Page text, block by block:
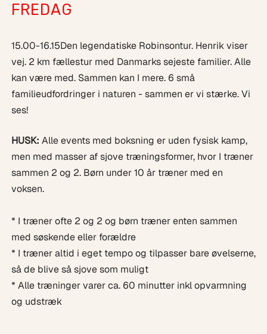
FREDAG
15.00-16.15Den legendatiske Robinsontur. Henrik viser
vej. 2 km fællestur med Danmarks sejeste familier. Alle
kan være med. Sammen kan I mere. 6 små
familieudfordringer i naturen - sammen er vi stærke. Vi
ses!
HUSK: Alle events med boksning er uden fysisk kamp,
men med masser af sjove træningsformer, hvor I træner
sammen 2 og 2. Børn under 10 år træner med en
voksen.
* I træner ofte 2 og 2 og børn træner enten sammen
med søskende eller forældre
* I træner altid i eget tempo og tilpasser bare øvelserne,
så de blive så sjove som muligt
* Alle træninger varer ca. 60 minutter inkl opvarmning
og udstræk